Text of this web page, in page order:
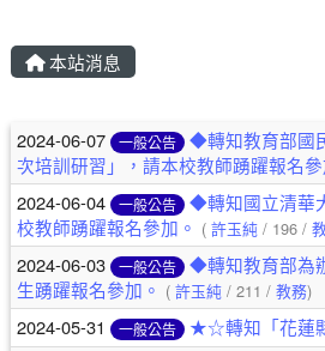
本站消息
文章列表
2024-06-07 一般公告
◆轉知教育部國
次培訓研習」，請本校教師踴躍報名參
2024-06-04 一般公告
◆轉知國立清華
校教師踴躍報名參加。 (許玉純/ 196 /
2024-06-03 一般公告
◆轉知教育部為
生踴躍報名參加。 (許玉純/ 211 / 教務)
2024-05-31 一般公告 ★☆轉知「花蓮